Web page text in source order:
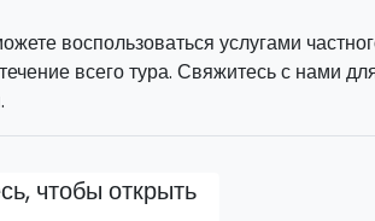
воспользоваться услугами
всего тура. Свяжитесь с нами
чтобы открыть